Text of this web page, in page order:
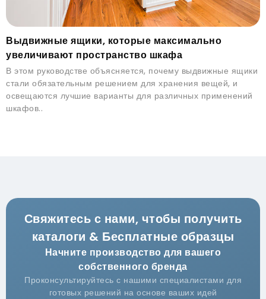
Выдвижные ящики, которые максимально
увеличивают пространство шкафа
В этом руководстве объясняется, почему выдвижные ящики
стали обязательным решением для хранения вещей, и
освещаются лучшие варианты для различных применений
шкафов..
Свяжитесь с нами, чтобы получить
каталоги & Бесплатные образцы
Начните производство для вашего
собственного бренда
Проконсультируйтесь с нашими специалистами для
готовых решений на основе ваших идей